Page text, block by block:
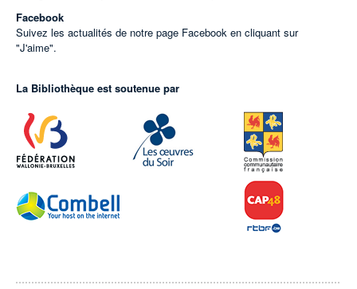
Facebook
Suivez les actualités de notre page Facebook en cliquant sur
"J'aime".
La Bibliothèque est soutenue par